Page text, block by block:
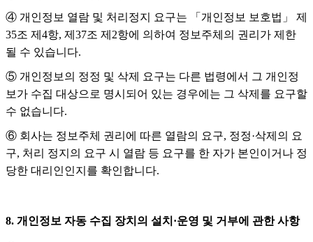
④ 개인정보 열람 및 처리정지 요구는 「개인정보 보호법」 제
35조 제4항, 제37조 제2항에 의하여 정보주체의 권리가 제한
될 수 있습니다.
⑤ 개인정보의 정정 및 삭제 요구는 다른 법령에서 그 개인정
보가 수집 대상으로 명시되어 있는 경우에는 그 삭제를 요구할
수 없습니다.
⑥ 회사는 정보주체 권리에 따른 열람의 요구, 정정·삭제의 요
구, 처리 정지의 요구 시 열람 등 요구를 한 자가 본인이거나 정
당한 대리인인지를 확인합니다.
8. 개인정보 자동 수집 장치의 설치·운영 및 거부에 관한 사항